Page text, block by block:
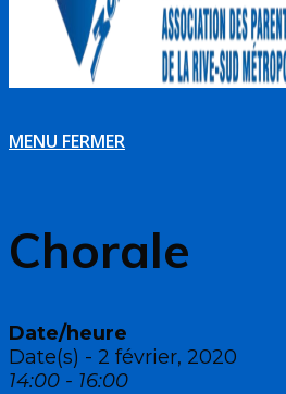
MENU FERMER
Chorale
Date/heure
Date(s) - 2 février, 2020
14:00 - 16:00